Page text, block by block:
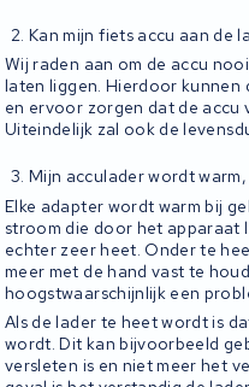
Kan mijn fiets accu aan de
Wij raden aan om de accu
laten liggen. Hierdoor kunnen
en ervoor zorgen dat de accu
Uiteindelijk zal ook de
Mijn acculader wordt
Elke adapter wordt warm bij
stroom die door het apparaat
echter zeer heet. Onder te
meer met de hand vast te
hoogstwaarschijnlijk een
Als de lader te heet wordt is
wordt. Dit kan bijvoorbeeld
versleten is en niet meer het